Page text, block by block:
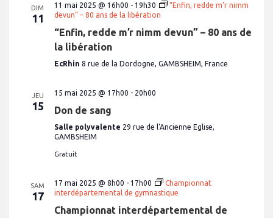
DIM
11
11 mai 2025 @ 16h00 - 19h30
“Enfin, redde m’r nimm
devun” – 80 ans de la libération
“Enfin, redde m’r nimm devun” – 80 ans de
la libération
EcRhin 8 rue de la Dordogne, GAMBSHEIM, France
JEU
15
15 mai 2025 @ 17h00 - 20h00
Don de sang
Salle polyvalente 29 rue de l'Ancienne Eglise,
GAMBSHEIM
Gratuit
SAM
17
17 mai 2025 @ 8h00 - 17h00
Championnat
interdépartemental de gymnastique
Championnat interdépartemental de